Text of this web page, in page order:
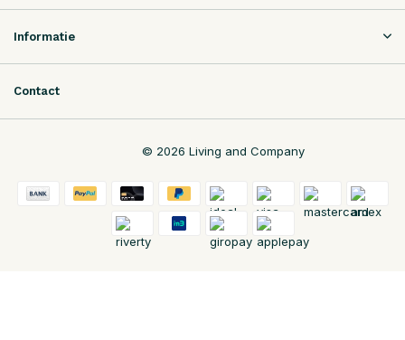
Informatie
Contact
© 2026 Living and Company